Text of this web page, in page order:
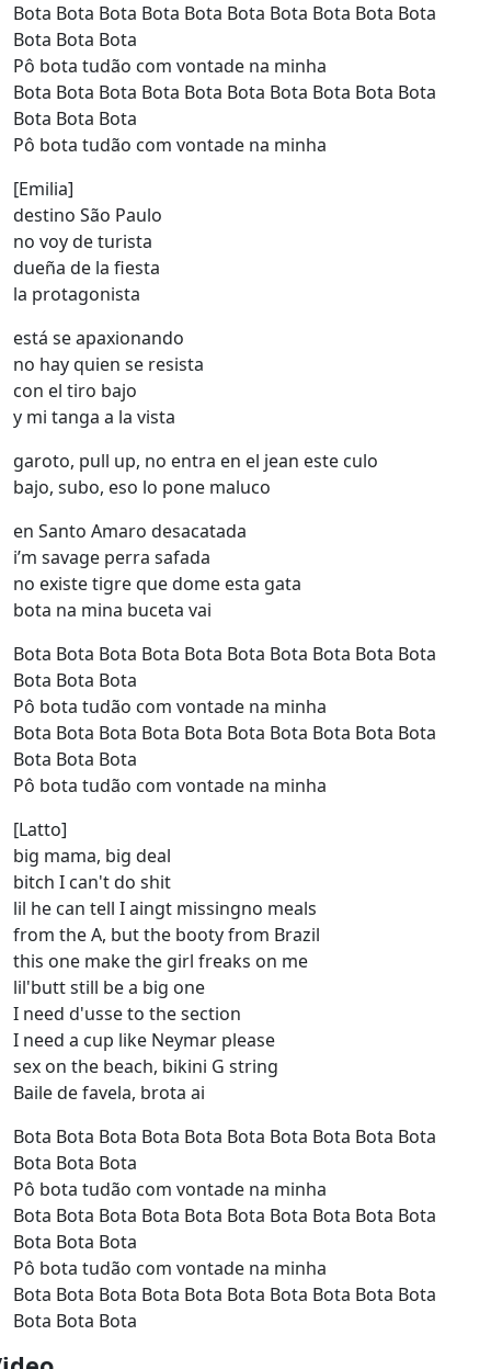
Bota Bota Bota Bota Bota Bota Bota Bota Bota Bota
Bota Bota Bota
Pô bota tudão com vontade na minha
Bota Bota Bota Bota Bota Bota Bota Bota Bota Bota
Bota Bota Bota
Pô bota tudão com vontade na minha
[Emilia]
destino São Paulo
no voy de turista
dueña de la fiesta
la protagonista
está se apaxionando
no hay quien se resista
con el tiro bajo
y mi tanga a la vista
garoto, pull up, no entra en el jean este culo
bajo, subo, eso lo pone maluco
en Santo Amaro desacatada
i’m savage perra safada
no existe tigre que dome esta gata
bota na mina buceta vai
Bota Bota Bota Bota Bota Bota Bota Bota Bota Bota
Bota Bota Bota
Pô bota tudão com vontade na minha
Bota Bota Bota Bota Bota Bota Bota Bota Bota Bota
Bota Bota Bota
Pô bota tudão com vontade na minha
[Latto]
big mama, big deal
bitch I can't do shit
lil he can tell I aingt missingno meals
from the A, but the booty from Brazil
this one make the girl freaks on me
lil'butt still be a big one
I need d'usse to the section
I need a cup like Neymar please
sex on the beach, bikini G string
Baile de favela, brota ai
Bota Bota Bota Bota Bota Bota Bota Bota Bota Bota
Bota Bota Bota
Pô bota tudão com vontade na minha
Bota Bota Bota Bota Bota Bota Bota Bota Bota Bota
Bota Bota Bota
Pô bota tudão com vontade na minha
Bota Bota Bota Bota Bota Bota Bota Bota Bota Bota
Bota Bota Bota